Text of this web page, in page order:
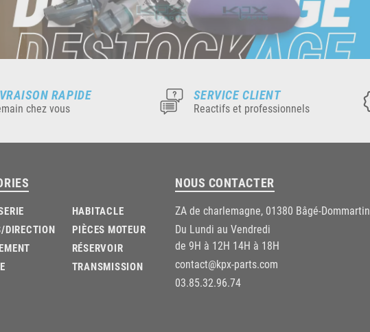
RAPIDE
chez vous
SERVICE CLIENT
Reactifs et professionnels
DIRECTION
HABITACLE
PIÈCES MOTEUR
RÉSERVOIR
TRANSMISSION
NOUS CONTACTER
ZA de charlemagne, 01380 Bâgé-Dommartin
Du Lundi au Vendredi
de 9H à 12H 14H à 18H
contact@kpx-parts.com
03.85.32.96.74